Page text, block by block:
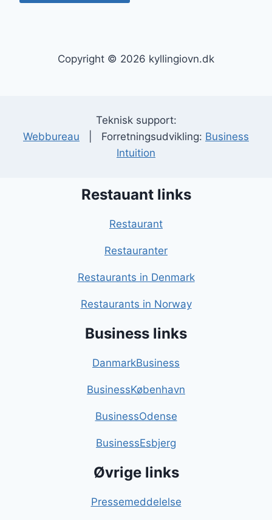
Copyright © 2026 kyllingiovn.dk
Teknisk support:
Webbureau | Forretningsudvikling: Business
Intuition
Restauant links
Restaurant
Restauranter
Restaurants in Denmark
Restaurants in Norway
Business links
DanmarkBusiness
BusinessKøbenhavn
BusinessOdense
BusinessEsbjerg
Øvrige links
Pressemeddelelse